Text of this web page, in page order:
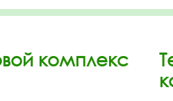
комплекс